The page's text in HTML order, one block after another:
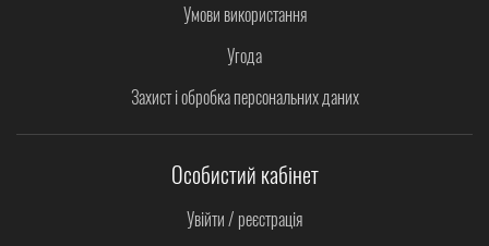
Умови використання
Угода
Захист і обробка персональних даних
Особистий кабінет
Увійти / реєстрація